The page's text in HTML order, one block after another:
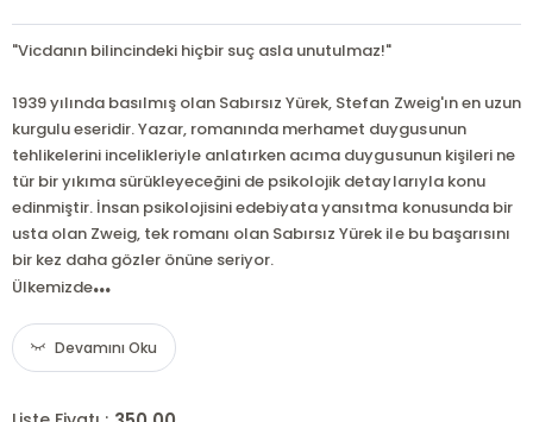
"Vicdanın bilincindeki hiçbir suç asla unutulmaz!"
1939 yılında basılmış olan Sabırsız Yürek, Stefan Zweig'ın en uzun
kurgulu eseridir. Yazar, romanında merhamet duygusunun
tehlikelerini incelikleriyle anlatırken acıma duygusunun kişileri ne
tür bir yıkıma sürükleyeceğini de psikolojik detaylarıyla konu
edinmiştir. İnsan psikolojisini edebiyata yansıtma konusunda bir
usta olan Zweig, tek romanı olan Sabırsız Yürek ile bu başarısını
bir kez daha gözler önüne seriyor.
Ülkemizde...
Devamını Oku